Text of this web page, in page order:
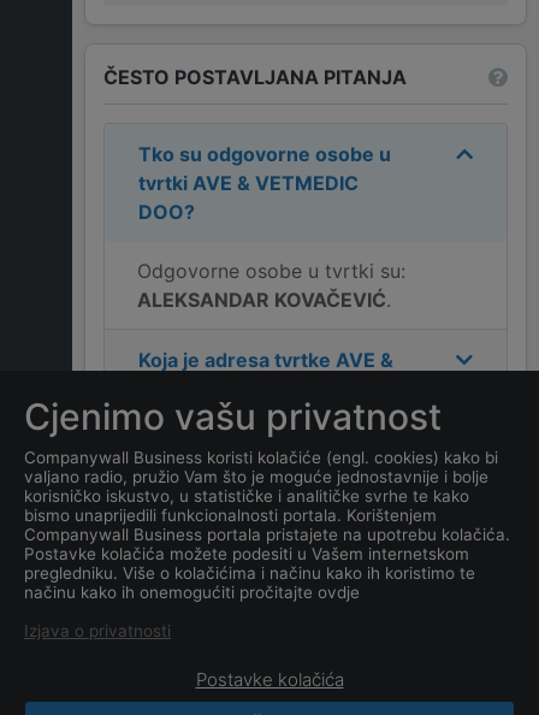
ČESTO POSTAVLJANA PITANJA
Tko su odgovorne osobe u
tvrtki AVE & VETMEDIC
DOO?
Odgovorne osobe u tvrtki su:
ALEKSANDAR KOVAČEVIĆ.
Koja je adresa tvrtke AVE &
Koji je kontakt tvrtkeAVE &
VETMEDIC DOO?
Koji je datum osnivanja
tvrtkeAVE & VETMEDIC
DOO?
Cjenimo vašu privatnost
Companywall Business koristi kolačiće (engl. cookies) kako bi
valjano radio, pružio Vam što je moguće jednostavnije i bolje
korisničko iskustvo, u statističke i analitičke svrhe te kako
bismo unaprijedili funkcionalnosti portala. Korištenjem
Companywall Business portala pristajete na upotrebu kolačića.
Postavke kolačića možete podesiti u Vašem internetskom
pregledniku. Više o kolačićima i načinu kako ih koristimo te
načinu kako ih onemogućiti pročitajte ovdje
Izjava o privatnosti
Postavke kolačića